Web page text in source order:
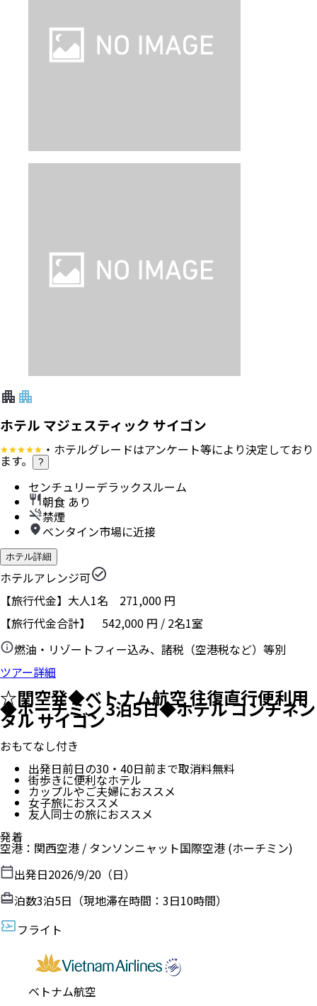
ホテル マジェスティック サイゴン
・ホテルグレードはアンケート等により決定しており
ます。 ?
センチュリーデラックスルーム
朝食 あり
禁煙
ベンタイン市場に近接
ホテル詳細
ホテルアレンジ可
【旅行代金】大人1名 271,000 円
【旅行代金合計】 542,000 円 / 2名1室
燃油・リゾートフィー込み、諸税（空港税など）等別
ツアー詳細
☆関空発◆ベトナム航空 往復直行便利用
◆ホーチミン 3泊5日◆ホテル コンチネン
タル サイゴン
おもてなし付き
出発日前日の30・40日前まで取消料無料
街歩きに便利なホテル
カップルやご夫婦におススメ
女子旅におススメ
友人同士の旅におススメ
発着
空港 ： 関西空港 / タンソンニャット国際空港 (ホーチミン)
出発日2026/9/20（日）
泊数3泊5日（現地滞在時間： 3日10時間）
フライト
ベトナム航空